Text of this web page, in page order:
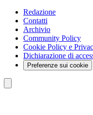
Redazione
Contatti
Archivio
Community Policy
Cookie Policy e
Dichiarazione di
Preferenze sui cookie